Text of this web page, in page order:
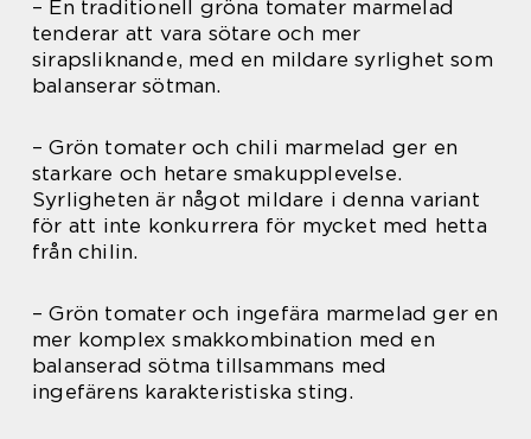
– En traditionell gröna tomater marmelad
tenderar att vara sötare och mer
sirapsliknande, med en mildare syrlighet som
balanserar sötman.
– Grön tomater och chili marmelad ger en
starkare och hetare smakupplevelse.
Syrligheten är något mildare i denna variant
för att inte konkurrera för mycket med hetta
från chilin.
– Grön tomater och ingefära marmelad ger en
mer komplex smakkombination med en
balanserad sötma tillsammans med
ingefärens karakteristiska sting.